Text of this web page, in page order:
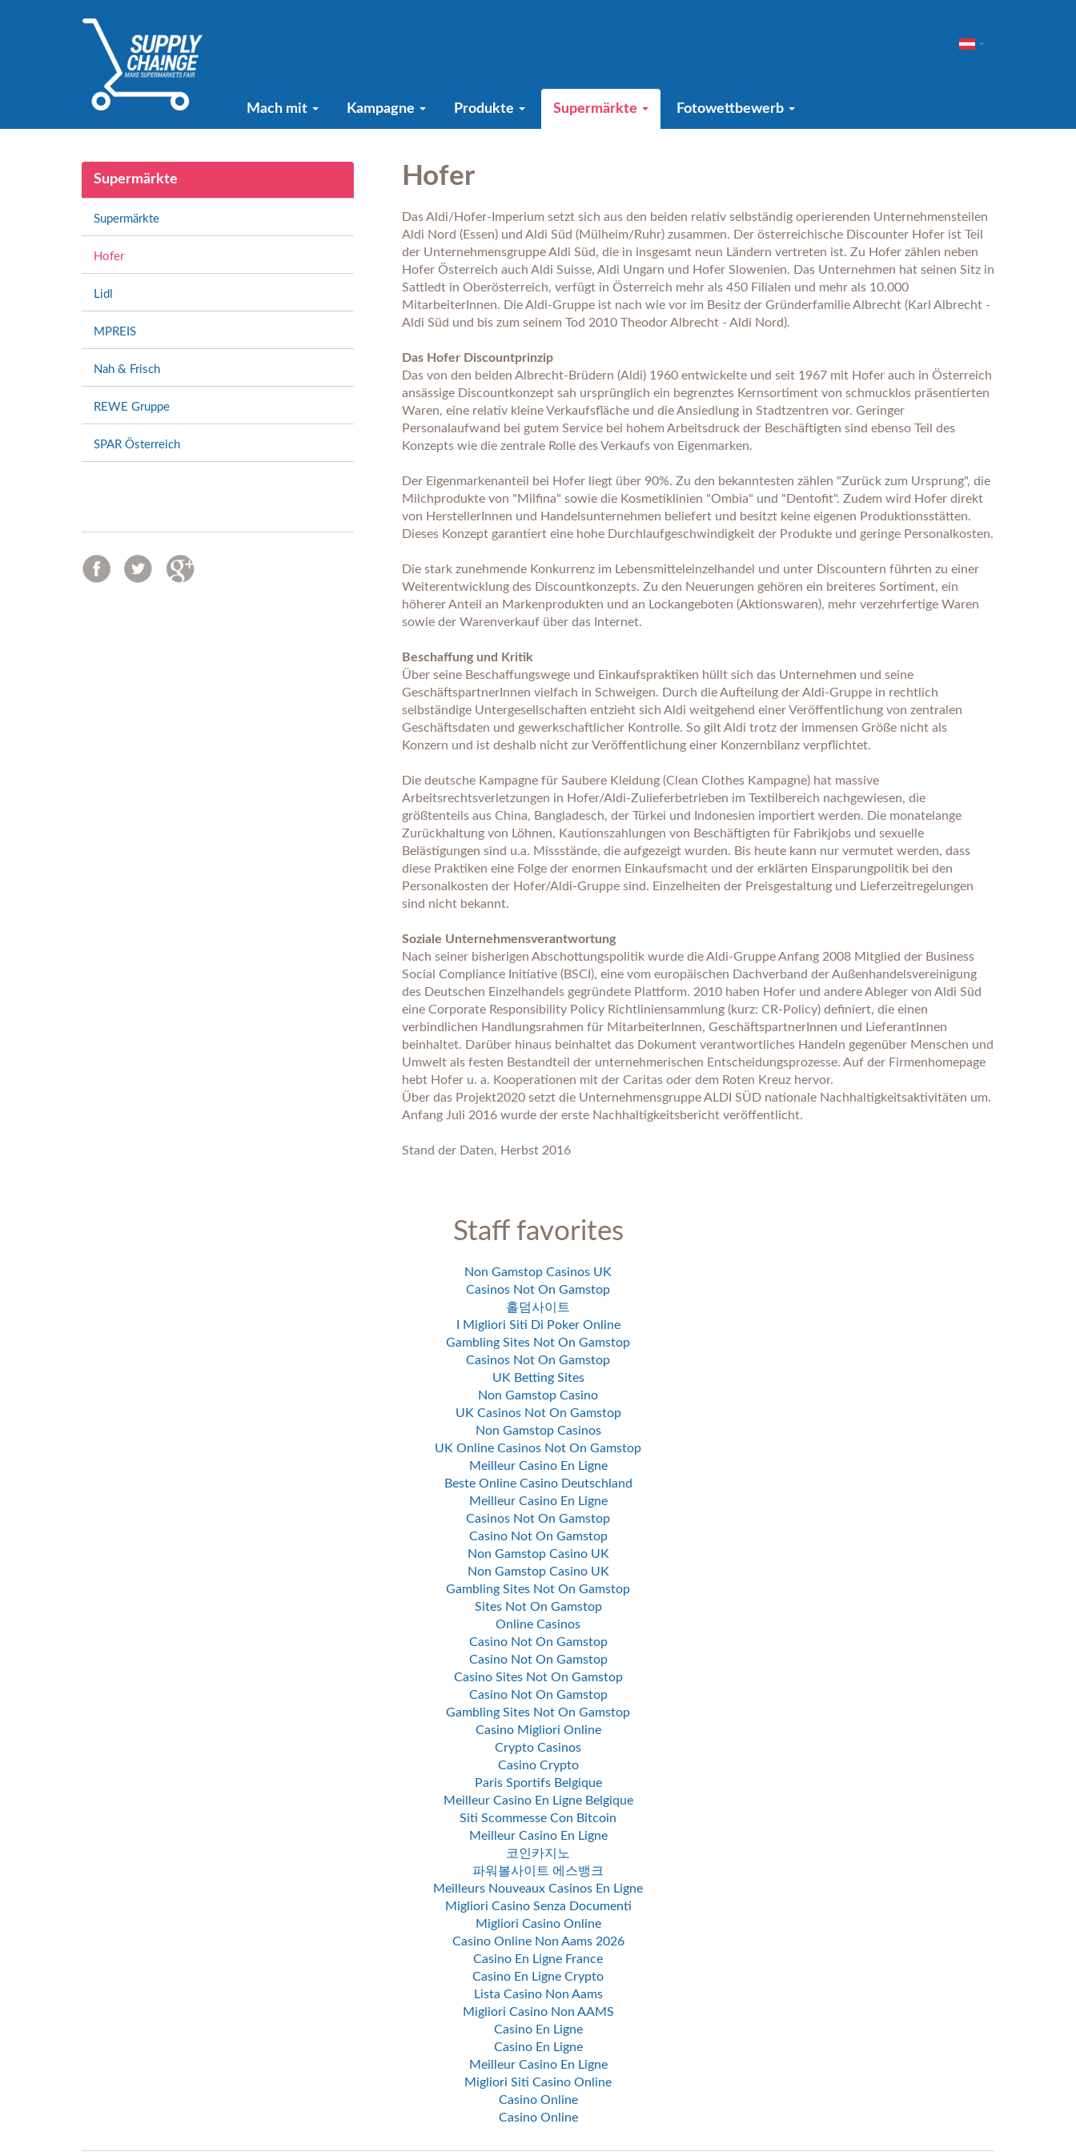
Mach mit Kampagne Produkte Supermärkte Fotowettbewerb
Supermärkte
Supermärkte
Hofer
Lidl
MPREIS
Nah & Frisch
REWE Gruppe
SPAR Österreich
Hofer
Das Aldi/Hofer-Imperium setzt sich aus den beiden relativ selbständig operierenden Unternehmensteilen
Aldi Nord (Essen) und Aldi Süd (Mülheim/Ruhr) zusammen. Der österreichische Discounter Hofer ist Teil
der Unternehmensgruppe Aldi Süd, die in insgesamt neun Ländern vertreten ist. Zu Hofer zählen neben
Hofer Österreich auch Aldi Suisse, Aldi Ungarn und Hofer Slowenien. Das Unternehmen hat seinen Sitz in
Sattledt in Oberösterreich, verfügt in Österreich mehr als 450 Filialen und mehr als 10.000
MitarbeiterInnen. Die Aldi-Gruppe ist nach wie vor im Besitz der Gründerfamilie Albrecht (Karl Albrecht -
Aldi Süd und bis zum seinem Tod 2010 Theodor Albrecht - Aldi Nord).
Das Hofer Discountprinzip
Das von den beiden Albrecht-Brüdern (Aldi) 1960 entwickelte und seit 1967 mit Hofer auch in Österreich
ansässige Discountkonzept sah ursprünglich ein begrenztes Kernsortiment von schmucklos präsentierten
Waren, eine relativ kleine Verkaufsfläche und die Ansiedlung in Stadtzentren vor. Geringer
Personalaufwand bei gutem Service bei hohem Arbeitsdruck der Beschäftigten sind ebenso Teil des
Konzepts wie die zentrale Rolle des Verkaufs von Eigenmarken.
Der Eigenmarkenanteil bei Hofer liegt über 90%. Zu den bekanntesten zählen "Zurück zum Ursprung", die
Milchprodukte von "Milfina" sowie die Kosmetiklinien "Ombia" und "Dentofit". Zudem wird Hofer direkt
von HerstellerInnen und Handelsunternehmen beliefert und besitzt keine eigenen Produktionsstätten.
Dieses Konzept garantiert eine hohe Durchlaufgeschwindigkeit der Produkte und geringe Personalkosten.
Die stark zunehmende Konkurrenz im Lebensmitteleinzelhandel und unter Discountern führten zu einer
Weiterentwicklung des Discountkonzepts. Zu den Neuerungen gehören ein breiteres Sortiment, ein
höherer Anteil an Markenprodukten und an Lockangeboten (Aktionswaren), mehr verzehrfertige Waren
sowie der Warenverkauf über das Internet.
Beschaffung und Kritik
Über seine Beschaffungswege und Einkaufspraktiken hüllt sich das Unternehmen und seine
GeschäftspartnerInnen vielfach in Schweigen. Durch die Aufteilung der Aldi-Gruppe in rechtlich
selbständige Untergesellschaften entzieht sich Aldi weitgehend einer Veröffentlichung von zentralen
Geschäftsdaten und gewerkschaftlicher Kontrolle. So gilt Aldi trotz der immensen Größe nicht als
Konzern und ist deshalb nicht zur Veröffentlichung einer Konzernbilanz verpflichtet.
Die deutsche Kampagne für Saubere Kleidung (Clean Clothes Kampagne) hat massive
Arbeitsrechtsverletzungen in Hofer/Aldi-Zulieferbetrieben im Textilbereich nachgewiesen, die
größtenteils aus China, Bangladesch, der Türkei und Indonesien importiert werden. Die monatelange
Zurückhaltung von Löhnen, Kautionszahlungen von Beschäftigten für Fabrikjobs und sexuelle
Belästigungen sind u.a. Missstände, die aufgezeigt wurden. Bis heute kann nur vermutet werden, dass
diese Praktiken eine Folge der enormen Einkaufsmacht und der erklärten Einsparungpolitik bei den
Personalkosten der Hofer/Aldi-Gruppe sind. Einzelheiten der Preisgestaltung und Lieferzeitregelungen
sind nicht bekannt.
Soziale Unternehmensverantwortung
Nach seiner bisherigen Abschottungspolitik wurde die Aldi-Gruppe Anfang 2008 Mitglied der Business
Social Compliance Initiative (BSCI), eine vom europäischen Dachverband der Außenhandelsvereinigung
des Deutschen Einzelhandels gegründete Plattform. 2010 haben Hofer und andere Ableger von Aldi Süd
eine Corporate Responsibility Policy Richtliniensammlung (kurz: CR-Policy) definiert, die einen
verbindlichen Handlungsrahmen für MitarbeiterInnen, GeschäftspartnerInnen und LieferantInnen
beinhaltet. Darüber hinaus beinhaltet das Dokument verantwortliches Handeln gegenüber Menschen und
Umwelt als festen Bestandteil der unternehmerischen Entscheidungsprozesse. Auf der Firmenhomepage
hebt Hofer u. a. Kooperationen mit der Caritas oder dem Roten Kreuz hervor.
Über das Projekt2020 setzt die Unternehmensgruppe ALDI SÜD nationale Nachhaltigkeitsaktivitäten um.
Anfang Juli 2016 wurde der erste Nachhaltigkeitsbericht veröffentlicht.
Stand der Daten, Herbst 2016
Staff favorites
Non Gamstop Casinos UK
Casinos Not On Gamstop
홀덤사이트
I Migliori Siti Di Poker Online
Gambling Sites Not On Gamstop
Casinos Not On Gamstop
UK Betting Sites
Non Gamstop Casino
UK Casinos Not On Gamstop
Non Gamstop Casinos
UK Online Casinos Not On Gamstop
Meilleur Casino En Ligne
Beste Online Casino Deutschland
Meilleur Casino En Ligne
Casinos Not On Gamstop
Casino Not On Gamstop
Non Gamstop Casino UK
Non Gamstop Casino UK
Gambling Sites Not On Gamstop
Sites Not On Gamstop
Online Casinos
Casino Not On Gamstop
Casino Not On Gamstop
Casino Sites Not On Gamstop
Casino Not On Gamstop
Gambling Sites Not On Gamstop
Casino Migliori Online
Crypto Casinos
Casino Crypto
Paris Sportifs Belgique
Meilleur Casino En Ligne Belgique
Siti Scommesse Con Bitcoin
Meilleur Casino En Ligne
코인카지노
파워볼사이트 에스뱅크
Meilleurs Nouveaux Casinos En Ligne
Migliori Casino Senza Documenti
Migliori Casino Online
Casino Online Non Aams 2026
Casino En Ligne France
Casino En Ligne Crypto
Lista Casino Non Aams
Migliori Casino Non AAMS
Casino En Ligne
Casino En Ligne
Meilleur Casino En Ligne
Migliori Siti Casino Online
Casino Online
Casino Online